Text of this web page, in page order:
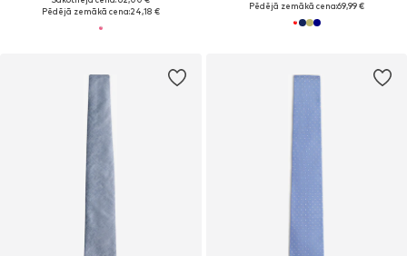
Pēdējā zemākā cena:24,18 €
Pēdējā zemākā cena:69,99 €